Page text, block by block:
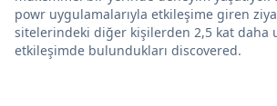
powr uygulamalarıyla etkileşime giren
sitelerindeki diğer kişilerden 2,5 kat daha
etkileşimde bulundukları discovered.